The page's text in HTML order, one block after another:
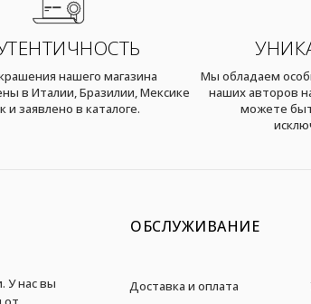
нашего магазина
в Италии, Бразилии, Мексике
и заявлено в каталоге.
Мы обладаем
наших авторов
можете
ОБСЛУЖИВАНИЕ
Доставка и оплата
У нас вы